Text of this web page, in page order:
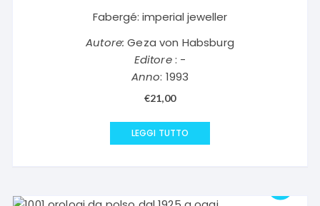
Fabergé: imperial jeweller
Autore: Geza von Habsburg
Editore: -
Anno: 1993
€21,00
LEGGI TUTTO